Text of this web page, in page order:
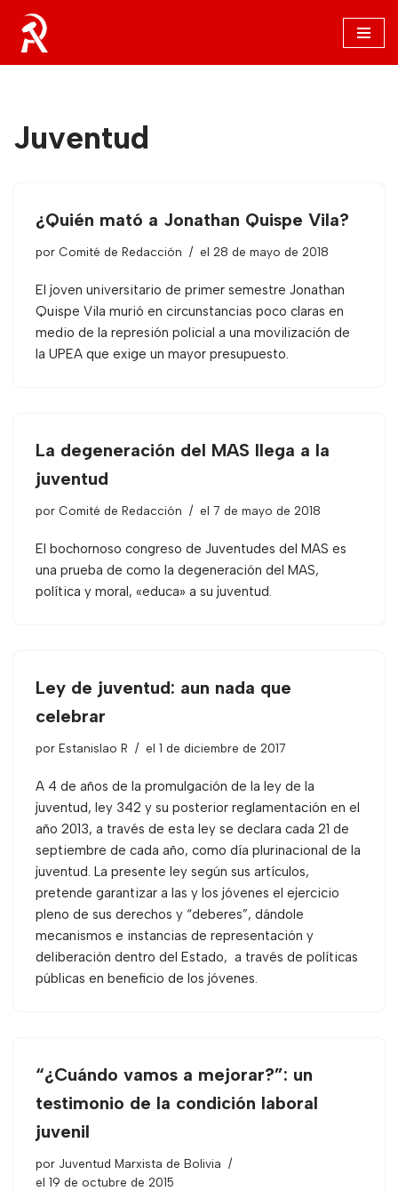
Saltar
al
Juventud
¿Quién mató a Jonathan Quispe Vila?
por Comité de Redacción el 28 de mayo de 2018
El joven universitario de primer semestre Jonathan
Quispe Vila murió en circunstancias poco claras en
medio de la represión policial a una movilización de
la UPEA que exige un mayor presupuesto.
La degeneración del MAS llega a la
juventud
por Comité de Redacción el 7 de mayo de 2018
El bochornoso congreso de Juventudes del MAS es
una prueba de como la degeneración del MAS,
política y moral, «educa» a su juventud.
Ley de juventud: aun nada que
celebrar
por Estanislao R el 1 de diciembre de 2017
A 4 de años de la promulgación de la ley de la
juventud, ley 342 y su posterior reglamentación en el
año 2013, a través de esta ley se declara cada 21 de
septiembre de cada año, como día plurinacional de la
juventud. La presente ley según sus artículos,
pretende garantizar a las y los jóvenes el ejercicio
pleno de sus derechos y “deberes”, dándole
mecanismos e instancias de representación y
deliberación dentro del Estado, a través de políticas
públicas en beneficio de los jóvenes.
“¿Cuándo vamos a mejorar?”: un
testimonio de la condición laboral
juvenil
por Juventud Marxista de Bolivia
el 19 de octubre de 2015